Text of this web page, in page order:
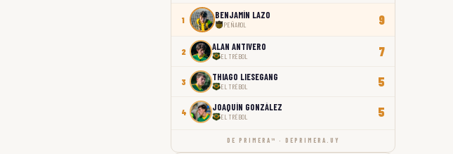
1 BENJAMÍN LAZO
PEÑAROL 9
2 ALAN ANTIVERO
EL TRÉBOL 7
3 THIAGO LIESEGANG
EL TRÉBOL 5
4 JOAQUÍN GONZÁLEZ
EL TRÉBOL 5
DE PRIMERA™ · DEPRIMERA.UY